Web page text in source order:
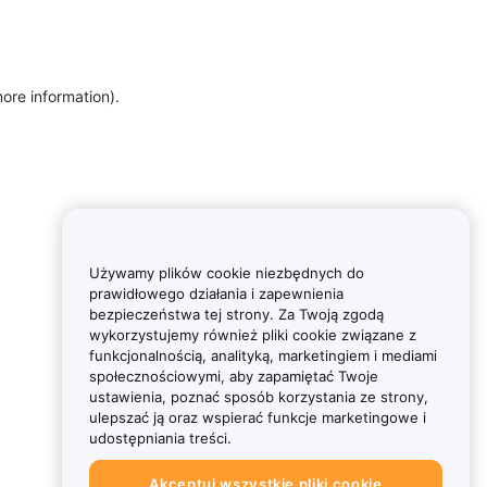
information).
Używamy plików cookie niezbędnych do
prawidłowego działania i zapewnienia
bezpieczeństwa tej strony. Za Twoją zgodą
wykorzystujemy również pliki cookie związane z
funkcjonalnością, analityką, marketingiem i mediami
społecznościowymi, aby zapamiętać Twoje
ustawienia, poznać sposób korzystania ze strony,
ulepszać ją oraz wspierać funkcje marketingowe i
udostępniania treści.